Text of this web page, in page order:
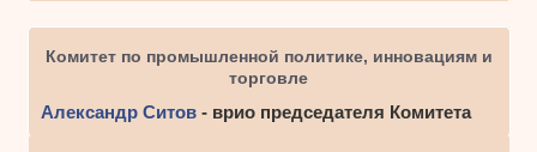
Комитет по промышленной политике, инновациям и
торговле
Александр Ситов- врио председателя Комитета